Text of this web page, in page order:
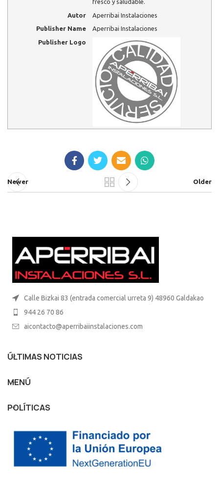
fresco y saludable.
Autor
Aperribai Instalaciones
Publisher Name
Aperribai Instalaciones
Publisher Logo
Newer Older
Calle Bizkai 83 (entrada comercial urreta 9) 48960 Galdakao
944 26 70 86
aicontacto@aperribaiinstalaciones.com
ÚLTIMAS NOTICIAS
MENÚ
POLÍTICAS